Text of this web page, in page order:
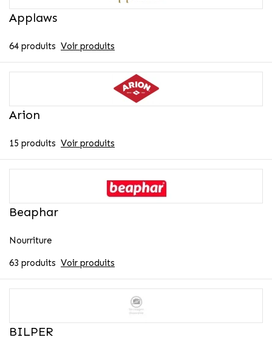
Applaws
64 produits Voir produits
Arion
15 produits Voir produits
Beaphar
Nourriture
63 produits Voir produits
BILPER